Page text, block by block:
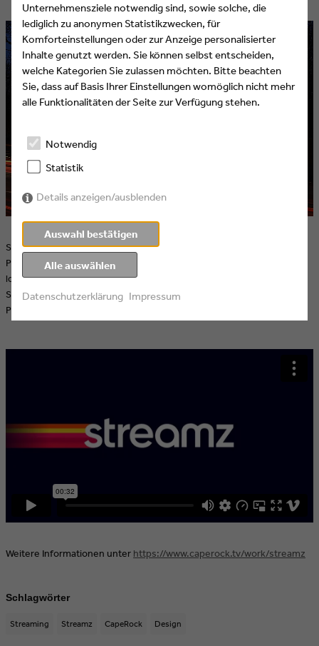
Streamz ist für alle diejenigen, die Lust auf flämische
Programminhalte haben, und bringt nicht weniger als elf neue Titel
lokaler Top- Serien und Filme auf den Markt. Darunter auch die VTM-
Serie 'De Bende van Jan de Lichte', eine der größten flämischen
Produktionen überhaupt.
Weitere Informationen unter https://www.caperock.tv/work/streamz
Schlagwörter
Streaming Streamz CapeRock Design
Unternehmensziele notwendig sind, sowie solche, die
lediglich zu anonymen Statistikzwecken, für
Komforteinstellungen oder zur Anzeige personalisierter
Inhalte genutzt werden. Sie können selbst entscheiden,
welche Kategorien Sie zulassen möchten. Bitte beachten
Sie, dass auf Basis Ihrer Einstellungen womöglich nicht mehr
alle Funktionalitäten der Seite zur Verfügung stehen.
Notwendig
Statistik
Details anzeigen/ausblenden
Auswahl bestätigen
Alle auswählen
Datenschutzerklärung Impressum